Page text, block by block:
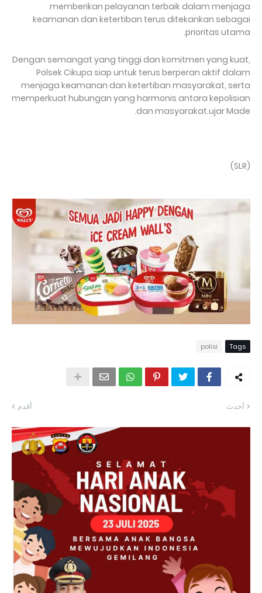
memberikan pelayanan terbaik dalam menjaga
keamanan dan ketertiban terus ditekankan sebagai
prioritas utama.
Dengan semangat yang tinggi dan komitmen yang kuat,
Polsek Cikupa siap untuk terus berperan aktif dalam
menjaga keamanan dan ketertiban masyarakat, serta
memperkuat hubungan yang harmonis antara kepolisian
dan masyarakat.ujar Made.
(SLR)
Tags
polisi
أحدث أقدم